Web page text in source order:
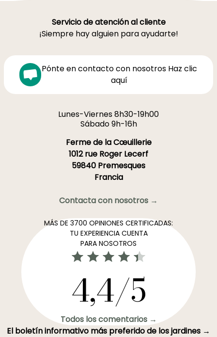
Servicio de atención al cliente
¡Siempre hay alguien para ayudarte!
Pónte en contacto con nosotros Haz clic
aquí
Lunes-Viernes 8h30-19h00
Sábado 9h-16h
Ferme de la Cœuillerie
1012 rue Roger Lecerf
59840 Premesques
Francia
Contacta con nosotros →
MÁS DE 3700 OPINIONES CERTIFICADAS:
TU EXPERIENCIA CUENTA
PARA NOSOTROS
4,4/5
Todos los comentarios →
El boletín informativo más preferido de los jardines →